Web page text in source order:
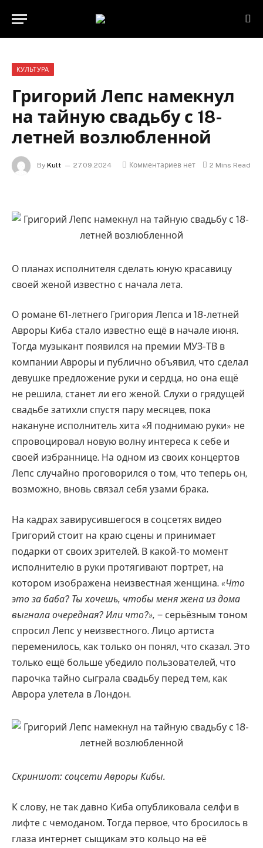
КУЛЬТУРА
Григорий Лепс намекнул
на тайную свадьбу с 18-
летней возлюбленной
By Kult 27.09.2024 Комментариев нет 2 Mins Read
О планах исполнителя сделать юную красавицу
своей женой известно с начала лета.
О романе 61-летнего Григория Лепса и 18-летней
Авроры Киба стало известно ещё в начале июня.
Тогда музыкант появился на премии МУЗ-ТВ в
компании Авроры и публично объявил, что сделал
девушке предложение руки и сердца, но она ещё
не решила, станет ли его женой. Слухи о грядущей
свадьбе затихли спустя пару месяцев, пока
накануне исполнитель хита «Я поднимаю руки» не
спровоцировал новую волну интереса к себе и
своей избраннице. На одном из своих концертов
Лепс случайно проговорился о том, что теперь он,
возможно, вновь связал себя узами брака.
На кадрах завирусившегося в соцсетях видео
Григорий стоит на краю сцены и принимает
подарки от своих зрителей. В какой-то момент
исполнителю в руки протягивают портрет, на
котором изображена неизвестная женщина. «Что
это за баба? Ты хочешь, чтобы меня жена из дома
выгнала очередная? Или что?», ‒ серьёзным тоном
спросил Лепс у неизвестного. Лицо артиста
переменилось, как только он понял, что сказал. Это
только ещё больше убедило пользователей, что
парочка тайно сыграла свадьбу перед тем, как
Аврора улетела в Лондон.
Скриншот: соцсети Авроры Кибы.
К слову, не так давно Киба опубликовала селфи в
лифте с чемоданом. Тогда первое, что бросилось в
глаза интернет сыщикам это кольцо на её